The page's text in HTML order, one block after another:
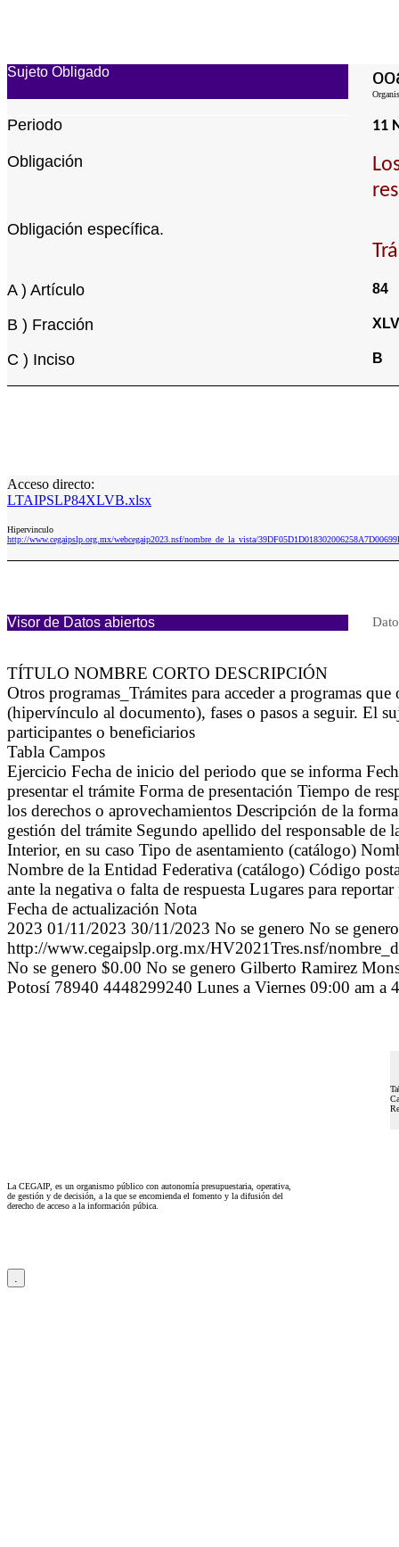
Sujeto Obligado
Periodo 11
Obligación
Obligación específica.
A ) Artículo 84
B ) Fracción XLV
C ) Inciso B
Acceso directo:
LTAIPSLP84XLVB.xlsx
Hipervinculo
http://www.cegaipslp.org.mx/webcegaip2023.nsf/nombre_de_la_vista/
Visor de Datos abiertos
TÍTULO NOMBRE CORTO DESCRIPCIÓN
Otros programas_Trámites para acceder a programas
(hipervínculo al documento), fases o pasos a seguir. El
participantes o beneficiarios
Tabla Campos
Ejercicio Fecha de inicio del periodo que se informa
presentar el trámite Forma de presentación Tiempo de
los derechos o aprovechamientos Descripción de la
gestión del trámite Segundo apellido del responsable
Interior, en su caso Tipo de asentamiento (catálogo)
Nombre de la Entidad Federativa (catálogo) Código
ante la negativa o falta de respuesta Lugares para
Fecha de actualización Nota
2023 01/11/2023 30/11/2023 No se genero No se
http://www.cegaipslp.org.mx/HV2021Tres.nsf/
No se genero $0.00 No se genero Gilberto Ramirez
Potosí 78940 4448299240 Lunes a Viernes 09:00 am
La CEGAIP, es un organismo público con autonomía presupuestaria, operativa,
de gestión y de decisión, a la que se encomienda el fomento y la difusión del
derecho de acceso a la información púbica.